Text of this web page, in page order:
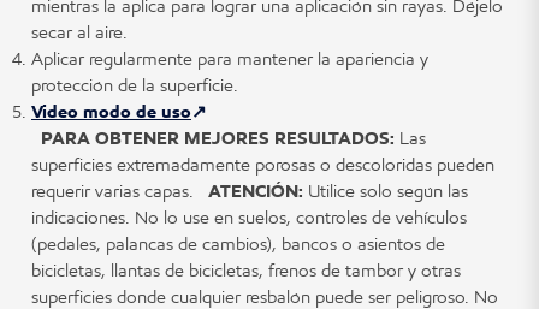
mientras la aplica para lograr una aplicación sin rayas. Déjelo
secar al aire.
Aplicar regularmente para mantener la apariencia y
protección de la superficie.
Video modo de uso
PARA OBTENER MEJORES RESULTADOS: Las
superficies extremadamente porosas o descoloridas pueden
requerir varias capas. ATENCIÓN: Utilice solo según las
indicaciones. No lo use en suelos, controles de vehículos
(pedales, palancas de cambios), bancos o asientos de
bicicletas, llantas de bicicletas, frenos de tambor y otras
superficies donde cualquier resbalón puede ser peligroso. No